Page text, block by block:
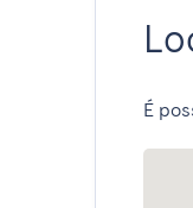
É